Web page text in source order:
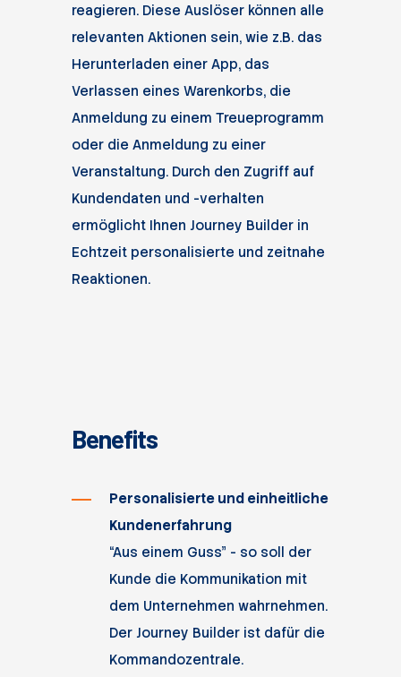
reagieren. Diese Auslöser können alle
relevanten Aktionen sein, wie z.B. das
Herunterladen einer App, das
Verlassen eines Warenkorbs, die
Anmeldung zu einem Treueprogramm
oder die Anmeldung zu einer
Veranstaltung. Durch den Zugriff auf
Kundendaten und -verhalten
ermöglicht Ihnen Journey Builder in
Echtzeit personalisierte und zeitnahe
Reaktionen.
Benefits
Personalisierte und einheitliche
Kundenerfahrung
“Aus einem Guss” - so soll der
Kunde die Kommunikation mit
dem Unternehmen wahrnehmen.
Der Journey Builder ist dafür die
Kommandozentrale.